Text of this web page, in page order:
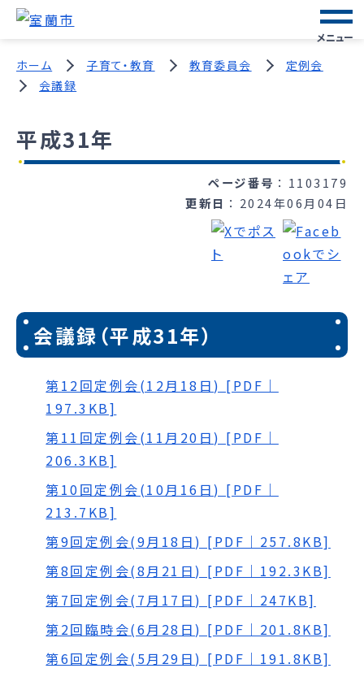
メニュー
ホーム 子育て・教育 教育委員会
定例会
会議録
平成31年
ページ番号
1103179
更新日
2024年06月04日
会議録（平成31年）
第12回定例会(12月18日) [PDF｜
197.3KB]
第11回定例会(11月20日) [PDF｜
206.3KB]
第10回定例会(10月16日) [PDF｜
213.7KB]
第9回定例会(9月18日) [PDF｜257.8KB]
第8回定例会(8月21日) [PDF｜192.3KB]
第7回定例会(7月17日) [PDF｜247KB]
第2回臨時会(6月28日) [PDF｜201.8KB]
第6回定例会(5月29日) [PDF｜191.8KB]